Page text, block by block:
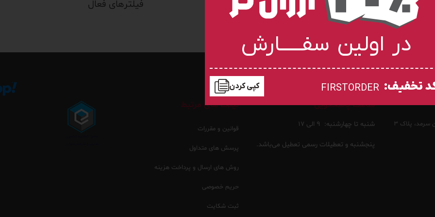
فیلترهای فعال
سرمد، پلاک ۳
ساعت پاسخگویی
شنبه تا چهارشنبه: ۹ الی ۱۷
پنجشنبه و تعطیلات رسمی تعطیل می‌باشد.
لینک های مرتبط
قوانین و مقررات
پرسش های متداول
روش های ارسال و پرداخت هزینه
حریم خصوصی
ثبت شکایت
در اولین سفـــــارش
تخفیف: FIRSTORDER کپی کردن